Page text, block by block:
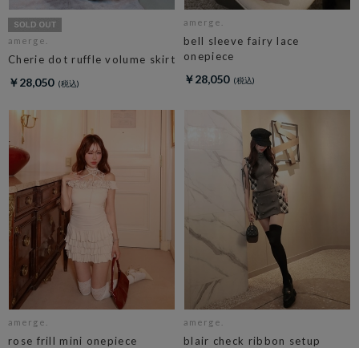
amerge.
Cherie dot ruffle volume skirt
￥28,050
amerge.
bell sleeve fairy lace
onepiece
￥28,050
amerge.
rose frill mini onepiece
amerge.
blair check ribbon setup